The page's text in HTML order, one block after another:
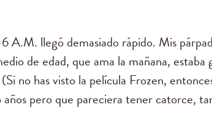
A.M. llegó demasiado rápido. Mis
de edad, que ama la mañana,
no has visto la película Frozen,
pero que pareciera tener catorce,